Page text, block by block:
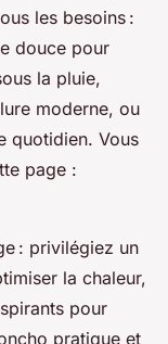
les besoins :
douce pour
la pluie,
moderne, ou
quotidien. Vous
page :
: privilégiez un
la chaleur,
pour
pratique et